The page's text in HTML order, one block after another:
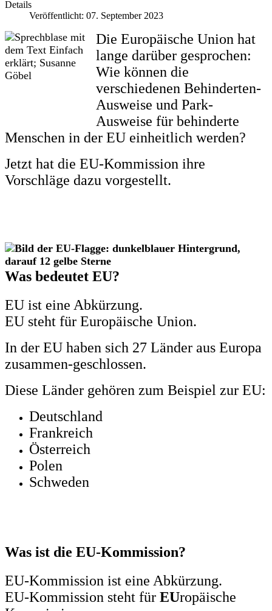
Details
Veröffentlicht: 07. September 2023
Die Europäische Union hat
lange darüber gesprochen:
Wie können die
verschiedenen Behinderten-
Ausweise und Park-
Ausweise für behinderte
Menschen in der EU einheitlich werden?
Jetzt hat die EU-Kommission ihre
Vorschläge dazu vorgestellt.
Was bedeutet EU?
EU ist eine Abkürzung.
EU steht für Europäische Union.
In der EU haben sich 27 Länder aus Europa
zusammen-geschlossen.
Diese Länder gehören zum Beispiel zur EU:
Deutschland
Frankreich
Österreich
Polen
Schweden
Was ist die EU-Kommission?
EU-Kommission ist eine Abkürzung.
EU-Kommission steht für EUropäische